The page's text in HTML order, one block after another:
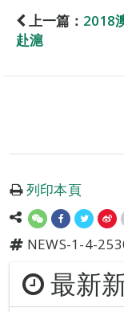
上一篇： 2018
赴滬
列印本頁
NEWS-1-4-
最新